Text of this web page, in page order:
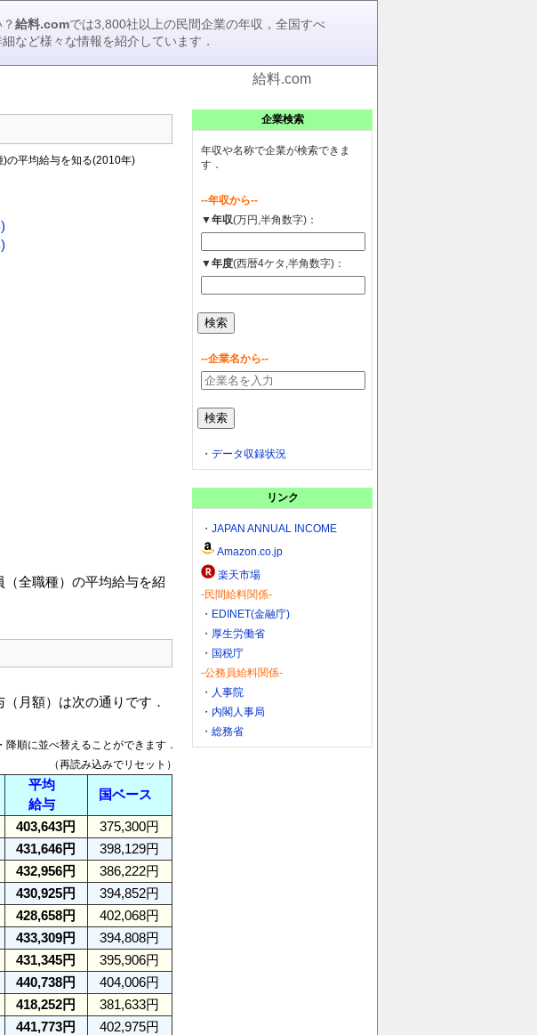
給料.comでは3,800社以上の民間企業の年収，全国すべ
など様々な情報を紹介しています．
平均給与を知る(2010年)
全職種）の平均給与を紹
月額）は次の通りです．
順に並べ替えることができます．
（再読み込みでリセット）
平均
給与
国ベース
403,643円
375,300円
431,646円
398,129円
432,956円
386,222円
430,925円
394,852円
428,658円
402,068円
433,309円
394,808円
431,345円
395,906円
440,738円
404,006円
418,252円
381,633円
441,773円
402,975円
給料.com
企業検索
年収や名称で企業が検索できま
す．
--年収から--
▼年収(万円,半角数字)：
▼年度(西暦4ケタ,半角数字)：
--企業名から--
・ データ収録状況
リンク
・ JAPAN ANNUAL INCOME
Amazon.co.jp
楽天市場
-民間給料関係-
・ EDINET(金融庁)
・ 厚生労働省
・ 国税庁
-公務員給料関係-
・ 人事院
・ 内閣人事局
・ 総務省